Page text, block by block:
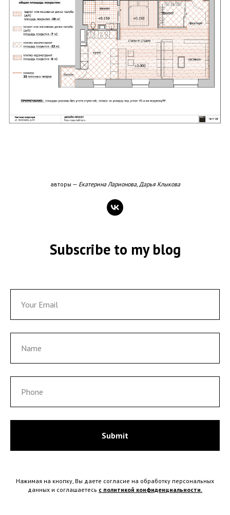
авторы — Екатерина Ларионова, Дарья Клыкова
Subscribe to my blog
Submit
Нажимая на кнопку, Вы даете согласие на обработку персональных
данных и соглашаетесь c политикой конфиденциальности.